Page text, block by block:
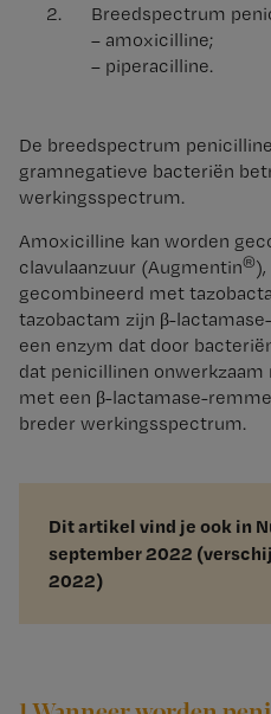
Breedspectrum
– amoxicilline;
– piperacilline.
De breedspectrum
gramnegatieve bacteriën
werkingsspectrum.
Amoxicilline kan worden
clavulaanzuur (Augmentin®
gecombineerd met
tazobactam zijn β-
een enzym dat door
dat penicillinen
met een β-lactamase-
breder werkingsspectrum.
Dit artikel vind je ook in
september 2022
2022)